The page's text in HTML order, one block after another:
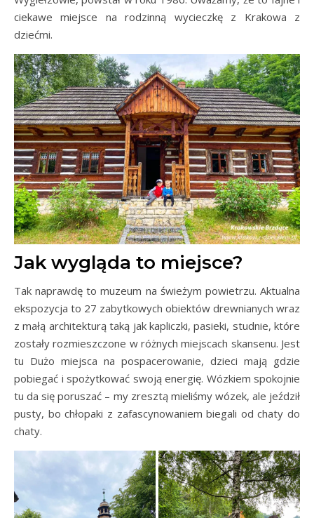
ciekawe miejsce na rodzinną wycieczkę z Krakowa z
dziećmi.
Jak wygląda to miejsce?
Tak naprawdę to muzeum na świeżym powietrzu. Aktualna
ekspozycja to 27 zabytkowych obiektów drewnianych wraz
z małą architekturą taką jak kapliczki, pasieki, studnie, które
zostały rozmieszczone w różnych miejscach skansenu. Jest
tu Dużo miejsca na pospacerowanie, dzieci mają gdzie
pobiegać i spożytkować swoją energię. Wózkiem spokojnie
tu da się poruszać – my zresztą mieliśmy wózek, ale jeździł
pusty, bo chłopaki z zafascynowaniem biegali od chaty do
chaty.